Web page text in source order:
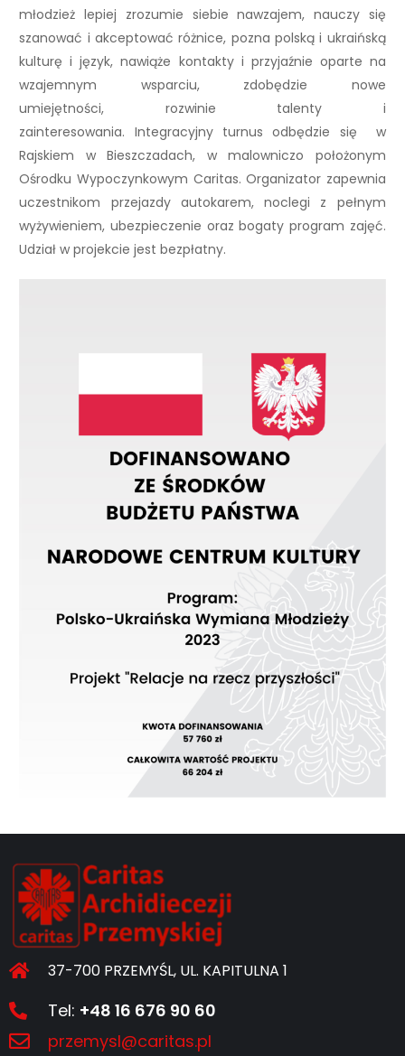
młodzież lepiej zrozumie siebie nawzajem, nauczy się
szanować i akceptować różnice, pozna polską i ukraińską
kulturę i język, nawiąże kontakty i przyjaźnie oparte na
wzajemnym wsparciu, zdobędzie nowe
umiejętności, rozwinie talenty i
zainteresowania. Integracyjny turnus odbędzie się w
Rajskiem w Bieszczadach, w malowniczo położonym
Ośrodku Wypoczynkowym Caritas. Organizator zapewnia
uczestnikom przejazdy autokarem, noclegi z pełnym
wyżywieniem, ubezpieczenie oraz bogaty program zajęć.
Udział w projekcie jest bezpłatny.
37-700 PRZEMYŚL, UL. KAPITULNA 1
Tel: +48 16 676 90 60
przemysl@caritas.pl